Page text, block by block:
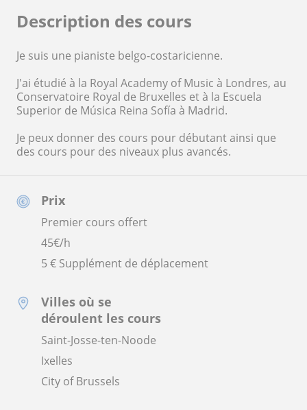
Prix
Premier cours offert
45€/h
5 € Supplément de déplacement
Villes où se
déroulent les cours
Saint-Josse-ten-Noode
Ixelles
City of Brussels
Description des cours
Je suis une pianiste belgo-costaricienne.
J'ai étudié à la Royal Academy of Music à Londres, au
Conservatoire Royal de Bruxelles et à la Escuela
Superior de Música Reina Sofía à Madrid.
Je peux donner des cours pour débutant ainsi que
des cours pour des niveaux plus avancés.